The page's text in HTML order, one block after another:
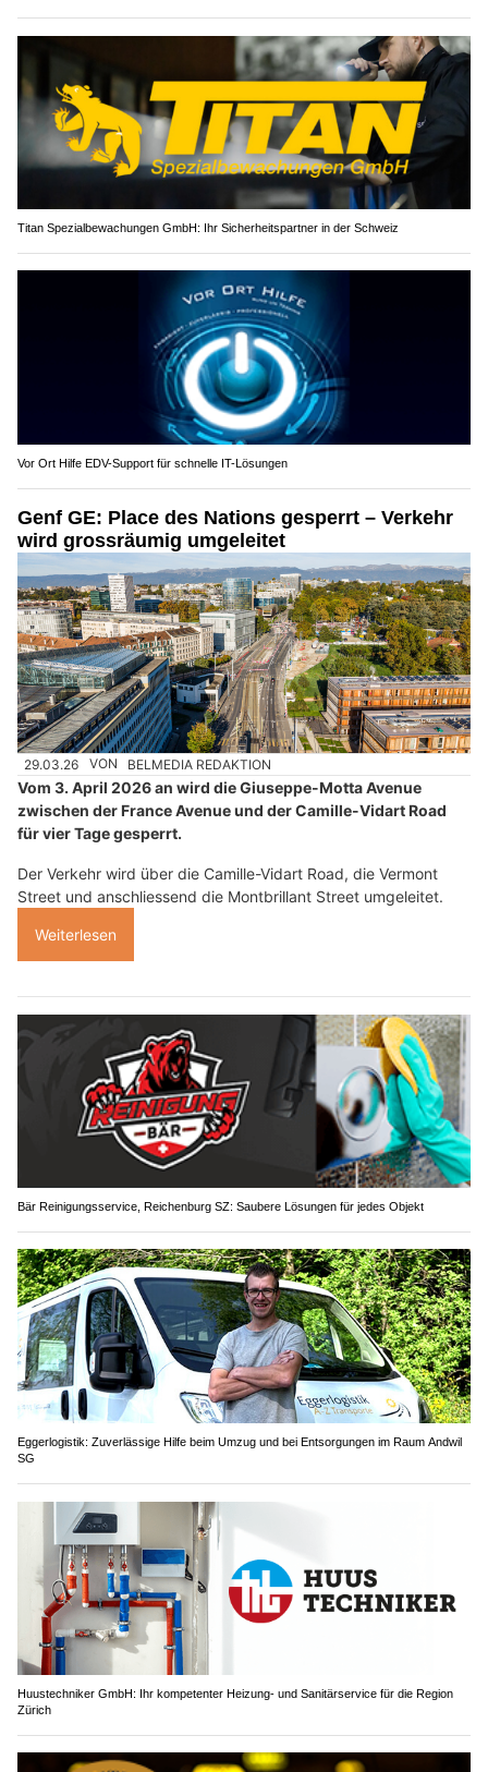
Titan Spezialbewachungen GmbH: Ihr Sicherheitspartner in der Schweiz
Vor Ort Hilfe EDV-Support für schnelle IT-Lösungen
Genf GE: Place des Nations gesperrt – Verkehr
wird grossräumig umgeleitet
29.03.26 VON BELMEDIA REDAKTION
Vom 3. April 2026 an wird die Giuseppe-Motta Avenue
zwischen der France Avenue und der Camille-Vidart Road
für vier Tage gesperrt.
Der Verkehr wird über die Camille-Vidart Road, die Vermont
Street und anschliessend die Montbrillant Street umgeleitet.
Weiterlesen
Bär Reinigungsservice, Reichenburg SZ: Saubere Lösungen für jedes Objekt
Eggerlogistik: Zuverlässige Hilfe beim Umzug und bei Entsorgungen im Raum Andwil
SG
Huustechniker GmbH: Ihr kompetenter Heizung- und Sanitärservice für die Region
Zürich